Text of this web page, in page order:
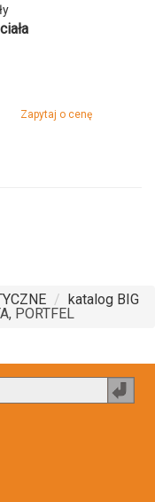
Zapytaj o cenę
katalog BIG
PORTFEL